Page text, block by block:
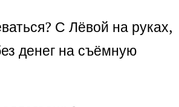
С Лёвой на руках,
денег на съёмную